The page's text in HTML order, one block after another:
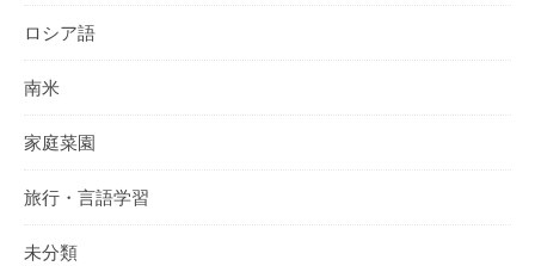
ロシア語
南米
家庭菜園
旅行・言語学習
未分類